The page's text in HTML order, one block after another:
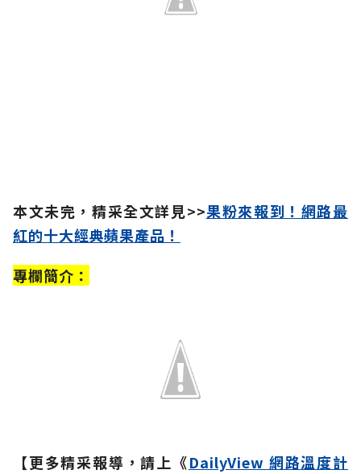
本文未完，精采全文詳見>>果粉來報到！網路最
紅的十大經典蘋果產品！
專欄簡介：
【更多精采報導，請上《DailyView 網路溫度計